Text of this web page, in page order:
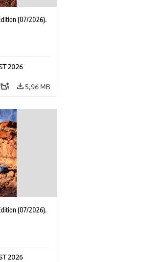
(07/2026).
2026
5,96 MB
(07/2026).
2026